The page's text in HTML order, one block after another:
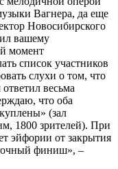
Вагнера, да еще
Новосибирского
вашему
момент
список участников
слухи о том, что
весьма
что оба
(зал
1800 зрителей). При
эйфории от закрытия
финиш», –